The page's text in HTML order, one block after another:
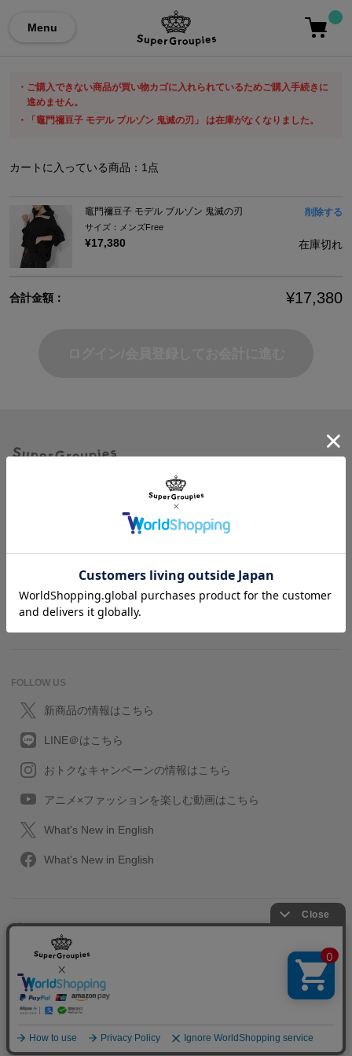
Menu
ご購入できない商品が買い物カゴに入れられているためご購入手続きに
進めません。
「竈門禰豆子 モデル ブルゾン 鬼滅の刃」 は在庫がなくなりました。
カートに入っている商品： 1 点
竈門禰豆子 モデル ブルゾン 鬼滅の刃
サイズ：メンズFree
¥17,380
削除する
在庫切れ
合計金額： ¥17,380
ヘルプ＆ガイド
SuperGroupiesとは？
よくある質問
FOLLOW US
新商品の情報はこちら
LINE＠はこちら
おトクなキャンペーンの情報はこちら
アニメ×ファッションを楽しむ動画はこちら
What's New in English
What's New in English
プライバシーポリシー
特定取引に関する法律
会社情報/採用情報